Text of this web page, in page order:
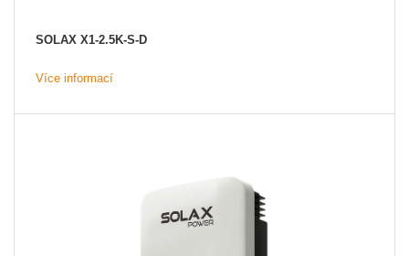
SOLAX X1-2.5K-S-D
Více informací